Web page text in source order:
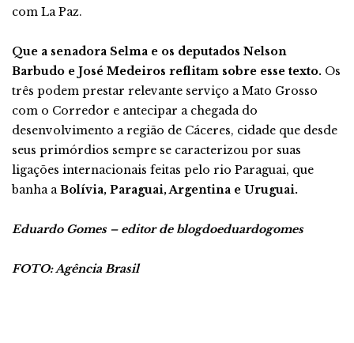
com La Paz.
Que a senadora Selma e os deputados Nelson
Barbudo e José Medeiros reflitam sobre esse texto. Os
três podem prestar relevante serviço a Mato Grosso
com o Corredor e antecipar a chegada do
desenvolvimento a região de Cáceres, cidade que desde
seus primórdios sempre se caracterizou por suas
ligações internacionais feitas pelo rio Paraguai, que
banha aBolívia, Paraguai, Argentina e Uruguai.
Eduardo Gomes – editor de blogdoeduardogomes
FOTO: Agência Brasil